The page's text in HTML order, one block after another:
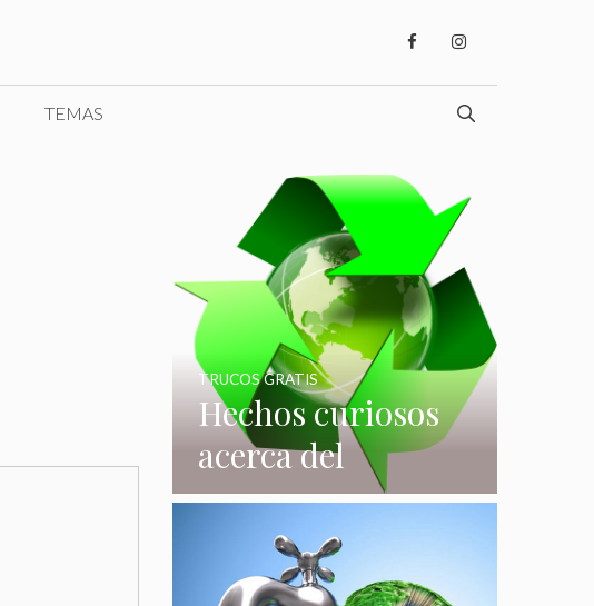
TEMAS
Hechos curiosos
acerca del
reciclaje que
quizás no
conocías
TRUCOS GRATIS